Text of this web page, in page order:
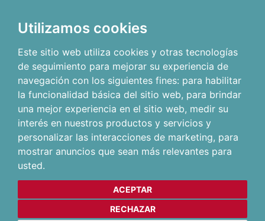
Utilizamos cookies
Este sitio web utiliza cookies y otras tecnologías
de seguimiento para mejorar su experiencia de
navegación con los siguientes fines: para habilitar
la funcionalidad básica del sitio web, para brindar
una mejor experiencia en el sitio web, medir su
interés en nuestros productos y servicios y
personalizar las interacciones de marketing, para
mostrar anuncios que sean más relevantes para
usted.
ACEPTAR
RECHAZAR